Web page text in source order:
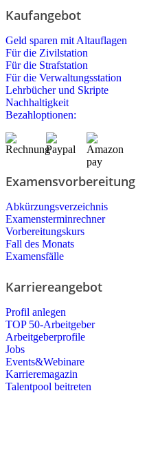
Kaufangebot
Geld sparen mit Altauflagen
Für die Zivilstation
Für die Strafstation
Für die Verwaltungsstation
Lehrbücher und Skripte
Nachhaltigkeit
Bezahloptionen:
Examensvorbereitung
Abkürzungsverzeichnis
Examensterminrechner
Vorbereitungskurs
Fall des Monats
Examensfälle
Karriereangebot
Profil anlegen
TOP 50-Arbeitgeber
Arbeitgeberprofile
Jobs
Events&Webinare
Karrieremagazin
Talentpool beitreten